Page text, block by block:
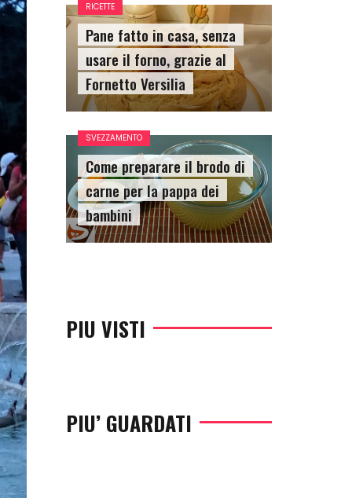
RICETTE
Pane fatto in casa, senza
usare il forno, grazie al
Fornetto Versilia
SVEZZAMENTO
Come preparare il brodo di
carne per la pappa dei
bambini
PIU VISTI
PIU’ GUARDATI